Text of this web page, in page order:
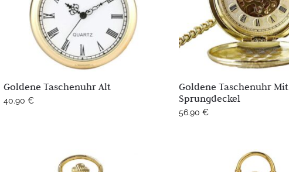
Goldene Taschenuhr Alt
40.90 €
Goldene Taschenuhr Mit
Sprungdeckel
56.90€